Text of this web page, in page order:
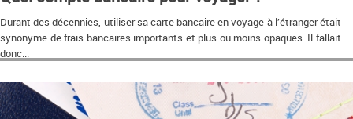
Durant des décennies, utiliser sa carte bancaire en voyage à l’étranger était
synonyme de frais bancaires importants et plus ou moins opaques. Il fallait
donc...